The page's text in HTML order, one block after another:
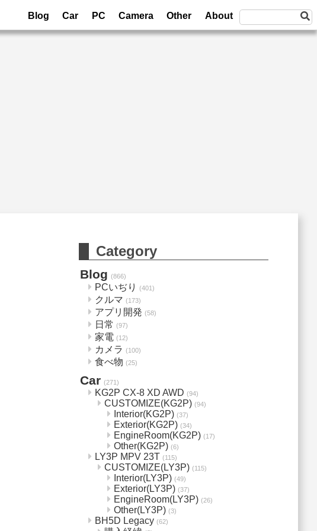
Blog Car PC Camera Other About
Category
Blog (866)
PCいぢり (401)
クルマ (173)
アプリ開発 (58)
日常 (97)
家電 (12)
カメラ (100)
食べ物 (25)
Car (271)
KG2P CX-8 XD AWD (94)
CUSTOMIZE(KG2P) (94)
Interior(KG2P) (37)
Exterior(KG2P) (34)
EngineRoom(KG2P) (17)
Other(KG2P) (6)
LY3P MPV 23T (115)
CUSTOMIZE(LY3P) (115)
Interior(LY3P) (49)
Exterior(LY3P) (37)
EngineRoom(LY3P) (26)
Other(LY3P) (3)
BH5D Legacy (62)